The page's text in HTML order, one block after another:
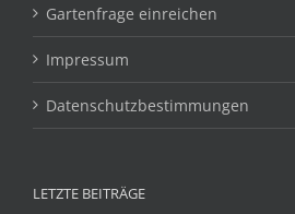
Gartenfrage einreichen
Impressum
Datenschutzbestimmungen
LETZTE BEITRÄGE